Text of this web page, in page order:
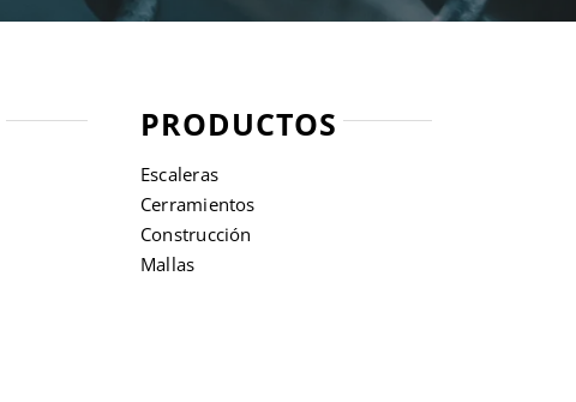
PRODUCTOS
Escaleras
Cerramientos
Construcción
Mallas